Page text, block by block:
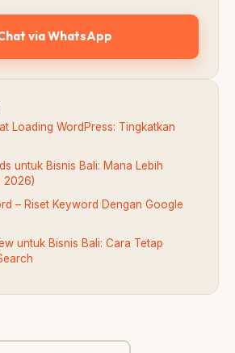
via WhatsApp
Loading WordPress: Tingkatkan
untuk Bisnis Bali: Mana Lebih
2026)
– Riset Keyword Dengan Google
untuk Bisnis Bali: Cara Tetap